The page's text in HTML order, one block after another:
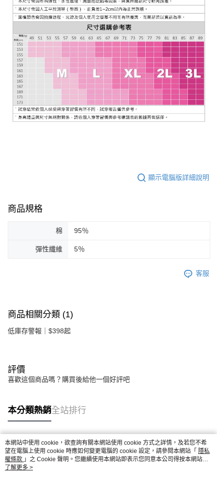
顯示電腦版詳細說明
商品規格
棉 95％
彈性纖維 5％
客服
商品相關分類 (1)
低庫存警報｜$398起
評價
喜歡這個商品嗎？購買後給他一個好評吧
本分類熱銷全站排行
熱門標籤
本網站中使用 cookie，欲查詢有關本網站使用 cookie 方式之詳情，及若您不希
望在電腦上使用 cookie 時應如何變更電腦的 cookie 設定，請參閱本網站「 隱私
權條款 」之 Cookie 聲明。您繼續使用本網站即表示您同意本公司得按本網站使
用條款之 Cookie 聲明使用 cookie。
了解更多 >